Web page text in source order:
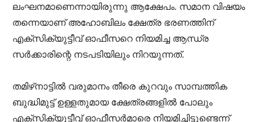
ലംഘനമാണെന്നായിരുന്നു ആക്ഷേപം. സമാന വിഷയം
തന്നെയാണ് അഹോബിലം ക്ഷേത്ര ഭരണത്തിന്
എക്‌സിക്യുട്ടീവ് ഓഫീസറെ നിയമിച്ച ആന്ധ്ര
സർക്കാരിന്റെ നടപടിയിലും നിറയുന്നത്.
തമിഴ്‌നാട്ടിൽ വരുമാനം തീരെ കുറവും സാമ്പത്തിക
ബുദ്ധിമുട്ട് ഉള്ളതുമായ ക്ഷേത്രങ്ങളിൽ പോലും
എക്സിക്യൂട്ടീവ് ഓഫീസർമാരെ നിയമിച്ചിട്ടുണ്ടെന്ന്